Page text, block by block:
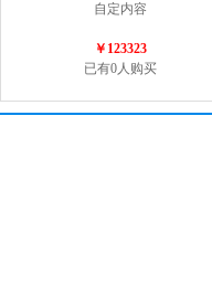
自定内容
￥123323
已有0人购买